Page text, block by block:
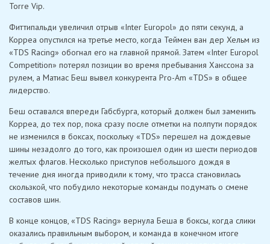
Torre Vip.
Фиттипальди увеличил отрыв «Inter Europol» до пяти секунд, а
Корреа опустился на третье место, когда Теймен ван дер Хельм из
«TDS Racing» обогнал его на главной прямой. Затем «Inter Europol
Competition» потерял позиции во время пребывания Ханссона за
рулем, а Матиас Беш вывел конкурента Pro-Am «TDS» в общее
лидерство.
Беш оставался впереди Габсбурга, который должен был заменить
Корреа, до тех пор, пока сразу после отметки на полпути порядок
не изменился в боксах, поскольку «TDS» перешел на дождевые
шины незадолго до того, как произошел один из шести периодов
желтых флагов. Несколько приступов небольшого дождя в
течение дня иногда приводили к тому, что трасса становилась
скользкой, что побудило некоторые команды подумать о смене
составов шин.
В конце концов, «TDS Racing» вернула Беша в боксы, когда слики
оказались правильным выбором, и команда в конечном итоге